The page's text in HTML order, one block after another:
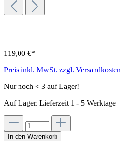
119,00 €*
Preis inkl. MwSt. zzgl. Versandkosten
Nur noch < 3 auf Lager!
Auf Lager, Lieferzeit 1 - 5 Werktage
In den Warenkorb